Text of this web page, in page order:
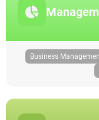
Business